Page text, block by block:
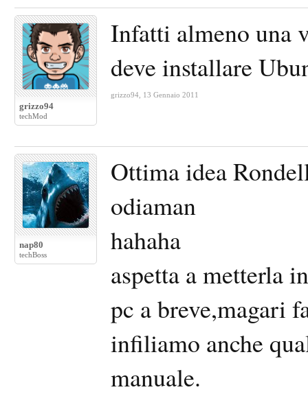
grizzo94
techMod
Infatti almeno una
deve installare
grizzo94 13 Gennaio 2011
nap80
techBoss
Ottima idea
odiaman
hahaha
aspetta a metterla
pc a breve,magari
infiliamo anche
manuale.